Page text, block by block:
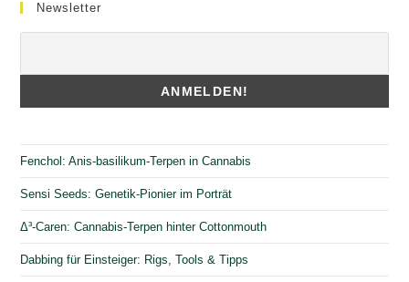
Newsletter
Fenchol: Anis-basilikum-Terpen in Cannabis
Sensi Seeds: Genetik-Pionier im Porträt
Δ³-Caren: Cannabis-Terpen hinter Cottonmouth
Dabbing für Einsteiger: Rigs, Tools & Tipps